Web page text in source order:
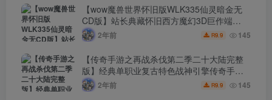
页后台-管理后台-安卓苹果IOS双端版本！
【wow魔兽世界怀旧版WLK335仙灵暗金无
CD版】站长典藏怀旧西方魔幻3D巨作端
游-2024年8月14日最新整理打包Win服务端
源码视频架设教程-网页注册-GM指令教程-完
整PC客户端！
2年前 R9.9 145
【传奇手游之再战杀伐第二季二十大陆完整
版】经典单职业复古特色战神引擎传奇手
游-2024年8月14日最新打包Win服务端源码
视频架设教程-新版GM多功能网页授权物品
2年前 R9.9 145